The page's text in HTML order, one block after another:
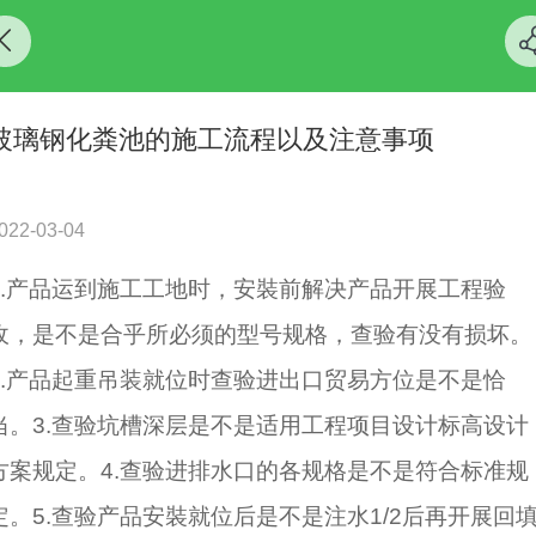
璃钢化粪池的施工流程以及注意事项
03-04
产品运到施工工地时，安裝前解决产品开展工程验
，是不是合乎所必须的型号规格，查验有没有损坏。
产品起重吊装就位时查验进出口贸易方位是不是恰
。3.查验坑槽深层是不是适用工程项目设计标高设计
案规定。4.查验进排水口的各规格是不是符合标准规
。5.查验产品安裝就位后是不是注水1/2后再开展回